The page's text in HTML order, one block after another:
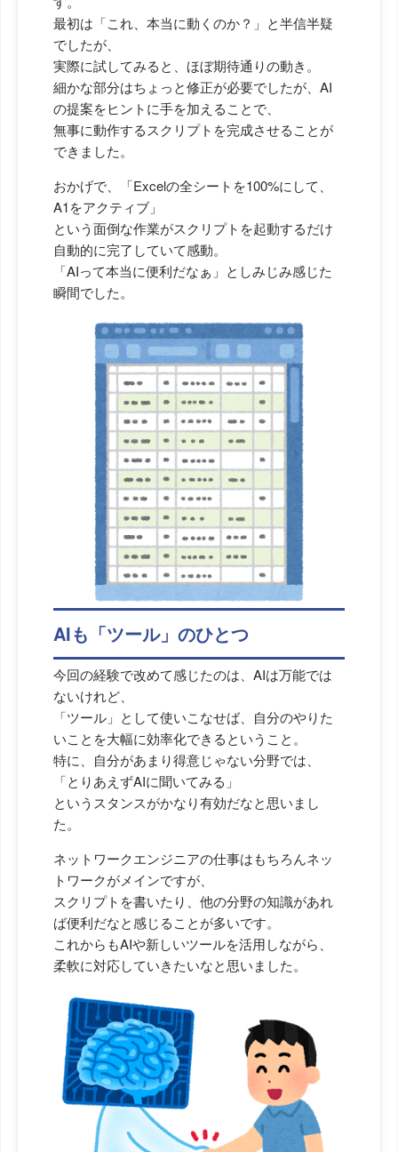
最初は「これ、本当に動くのか？」と半信半疑
でしたが、
実際に試してみると、ほぼ期待通りの動き。
細かな部分はちょっと修正が必要でしたが、AI
の提案をヒントに手を加えることで、
無事に動作するスクリプトを完成させることが
できました。
おかげで、「Excelの全シートを100%にして、
A1をアクティブ」
という面倒な作業がスクリプトを起動するだけ
自動的に完了していて感動。
「AIって本当に便利だなぁ」としみじみ感じた
瞬間でした。
AIも「ツール」のひとつ
今回の経験で改めて感じたのは、AIは万能では
ないけれど、
「ツール」として使いこなせば、自分のやりた
いことを大幅に効率化できるということ。
特に、自分があまり得意じゃない分野では、
「とりあえずAIに聞いてみる」
というスタンスがかなり有効だなと思いまし
た。
ネットワークエンジニアの仕事はもちろんネッ
トワークがメインですが、
スクリプトを書いたり、他の分野の知識があれ
ば便利だなと感じることが多いです。
これからもAIや新しいツールを活用しながら、
柔軟に対応していきたいなと思いました。